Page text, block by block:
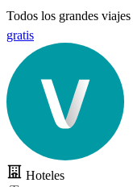
Todos los grandes viajes
gratis
Hoteles